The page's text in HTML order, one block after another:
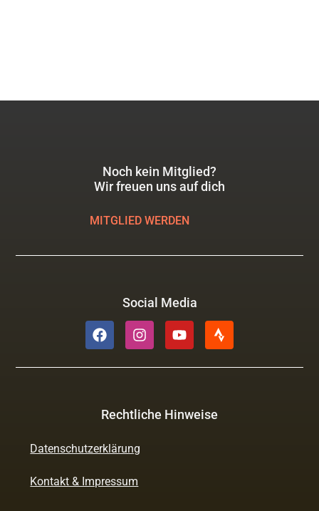
Noch kein Mitglied?
Wir freuen uns auf dich
MITGLIED WERDEN
Social Media
Rechtliche Hinweise
Datenschutzerklärung
Kontakt & Impressum